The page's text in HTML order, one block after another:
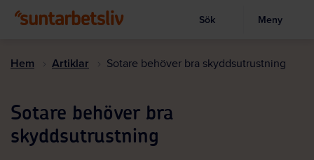
till
Visa sökruta
Sök Meny
Hem Artiklar Sotare behöver bra skyddsutrustning
Sotare behöver bra
skyddsutrustning